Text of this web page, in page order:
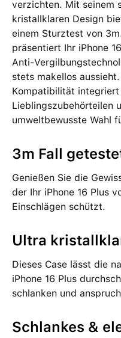
verzichten. Mit seinem
kristallklaren Design
einem Sturztest von
präsentiert Ihr iPhone
Anti-
stets makellos
Kompatibilität
Lieblingszubehörteilen
umweltbewusste Wahl
3m Fall
Genießen Sie die
der Ihr iPhone 16 Plus
Einschlägen schützt.
Ultra
Dieses Case lässt die
iPhone 16 Plus
schlanken und
Schlankes &